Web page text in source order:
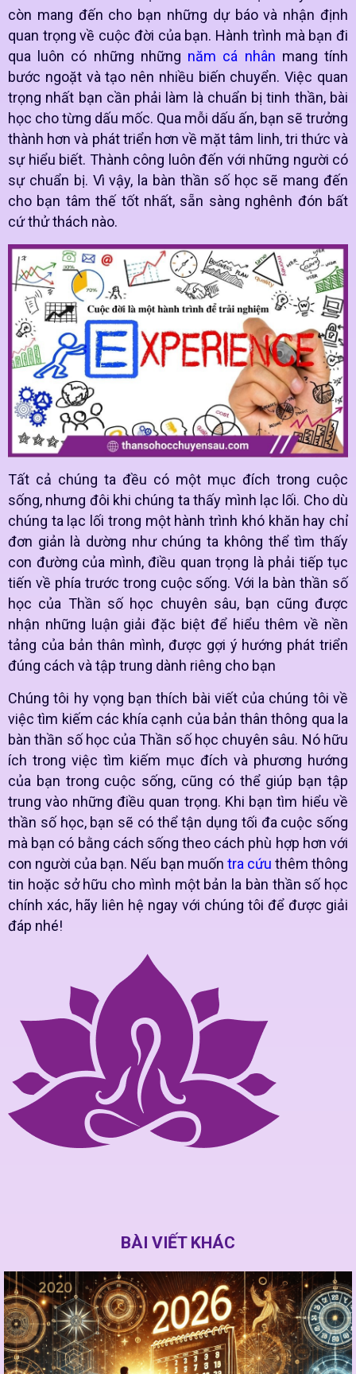
còn mang đến cho bạn những dự báo và nhận định
quan trọng về cuộc đời của bạn. Hành trình mà bạn đi
qua luôn có những những năm cá nhân mang tính
bước ngoặt và tạo nên nhiều biến chuyển. Việc quan
trọng nhất bạn cần phải làm là chuẩn bị tinh thần, bài
học cho từng dấu mốc. Qua mỗi dấu ấn, bạn sẽ trưởng
thành hơn và phát triển hơn về mặt tâm linh, tri thức và
sự hiểu biết. Thành công luôn đến với những người có
sự chuẩn bị. Vì vậy, la bàn thần số học sẽ mang đến
cho bạn tâm thế tốt nhất, sẵn sàng nghênh đón bất
cứ thử thách nào.
Tất cả chúng ta đều có một mục đích trong cuộc
sống, nhưng đôi khi chúng ta thấy mình lạc lối. Cho dù
chúng ta lạc lối trong một hành trình khó khăn hay chỉ
đơn giản là dường như chúng ta không thể tìm thấy
con đường của mình, điều quan trọng là phải tiếp tục
tiến về phía trước trong cuộc sống. Với la bàn thần số
học của Thần số học chuyên sâu, bạn cũng được
nhận những luận giải đặc biệt để hiểu thêm về nền
tảng của bản thân mình, được gợi ý hướng phát triển
đúng cách và tập trung dành riêng cho bạn
Chúng tôi hy vọng bạn thích bài viết của chúng tôi về
việc tìm kiếm các khía cạnh của bản thân thông qua la
bàn thần số học của Thần số học chuyên sâu. Nó hữu
ích trong việc tìm kiếm mục đích và phương hướng
của bạn trong cuộc sống, cũng có thể giúp bạn tập
trung vào những điều quan trọng. Khi bạn tìm hiểu về
thần số học, bạn sẽ có thể tận dụng tối đa cuộc sống
mà bạn có bằng cách sống theo cách phù hợp hơn với
con người của bạn. Nếu bạn muốn tra cứu thêm thông
tin hoặc sở hữu cho mình một bản la bàn thần số học
chính xác, hãy liên hệ ngay với chúng tôi để được giải
đáp nhé!
BÀI VIẾT KHÁC